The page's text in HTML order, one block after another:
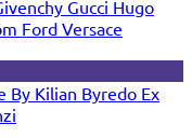
Gucci Hugo
Ford Versace
By Kilian Byredo Ex